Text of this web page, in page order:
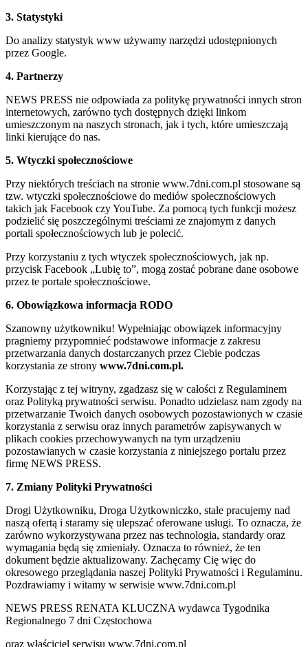
3. Statystyki
Do analizy statystyk www używamy narzędzi udostępnionych
przez Google.
4. Partnerzy
NEWS PRESS nie odpowiada za politykę prywatności innych stron
internetowych, zarówno tych dostępnych dzięki linkom
umieszczonym na naszych stronach, jak i tych, które umieszczają
linki kierujące do nas.
5. Wtyczki społecznościowe
Przy niektórych treściach na stronie www.7dni.com.pl stosowane są
tzw. wtyczki społecznościowe do mediów społecznościowych
takich jak Facebook czy YouTube. Za pomocą tych funkcji możesz
podzielić się poszczególnymi treściami ze znajomym z danych
portali społecznościowych lub je polecić.
Przy korzystaniu z tych wtyczek społecznościowych, jak np.
przycisk Facebook „Lubię to”, mogą zostać pobrane dane osobowe
przez te portale społecznościowe.
6. Obowiązkowa informacja RODO
Szanowny użytkowniku! Wypełniając obowiązek informacyjny
pragniemy przypomnieć podstawowe informacje z zakresu
przetwarzania danych dostarczanych przez Ciebie podczas
korzystania ze strony www.7dni.com.pl.
Korzystając z tej witryny, zgadzasz się w całości z Regulaminem
oraz Polityką prywatności serwisu. Ponadto udzielasz nam zgody na
przetwarzanie Twoich danych osobowych pozostawionych w czasie
korzystania z serwisu oraz innych parametrów zapisywanych w
plikach cookies przechowywanych na tym urządzeniu
pozostawianych w czasie korzystania z niniejszego portalu przez
firmę NEWS PRESS.
7. Zmiany Polityki Prywatności
Drogi Użytkowniku, Droga Użytkowniczko, stale pracujemy nad
naszą ofertą i staramy się ulepszać oferowane usługi. To oznacza, że
zarówno wykorzystywana przez nas technologia, standardy oraz
wymagania będą się zmieniały. Oznacza to również, że ten
dokument będzie aktualizowany. Zachęcamy Cię więc do
okresowego przeglądania naszej Polityki Prywatności i Regulaminu.
Pozdrawiamy i witamy w serwisie www.7dni.com.pl
NEWS PRESS RENATA KLUCZNA wydawca Tygodnika
Regionalnego 7 dni Częstochowa
oraz właściciel serwisu www.7dni.com.pl